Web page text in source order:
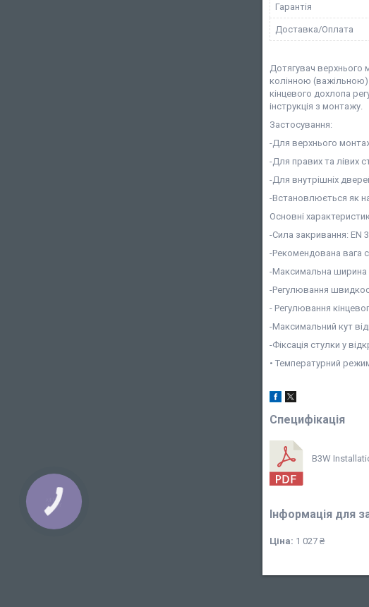
Гарантія
Доставка/Оплата
Дотягувач верхнього
колінною (важільною)
кінцевого дохлопа
інструкція з монтажу.
Застосування:
-Для верхнього
-Для правих та лівих
-Для внутрішніх
-Встановлюється як
Основні
-Сила закривання: EN 3
-Рекомендована вага
-Максимальна ширина
-Регулювання
- Регулювання
-Максимальний кут
-Фіксація стулки у
• Температурний
Специфікація
B3W
Інформація для
Ціна: 1 027 ₴
КНОПКА
ЗВ'ЯЗКУ